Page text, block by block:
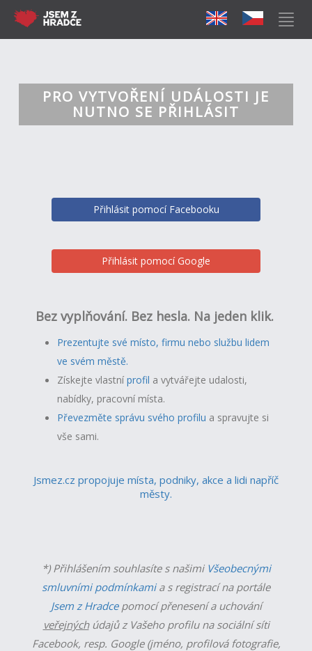
PRO VYTVOŘENÍ UDÁLOSTI JE
NUTNO SE PŘIHLÁSIT
Přihlásit pomocí Facebooku
Přihlásit pomocí Google
Bez vyplňování. Bez hesla. Na jeden klik.
Prezentujte své místo, firmu nebo službu lidem
ve svém městě.
Získejte vlastníprofil a vytvářejte udalosti,
nabídky, pracovní místa.
Převezměte správu svého profilu a spravujte si
vše sami.
Jsmez.cz propojuje místa, podniky, akce a lidi napříč
městy.
*) Přihlášením souhlasíte s našimi Všeobecnými
smluvními podmínkamia s registrací na portále
Jsem z Hradcepomocí přenesení a uchování
veřejnýchúdajů z Vašeho profilu na sociální síti
Facebook, resp. Google (jméno, profilová fotografie,